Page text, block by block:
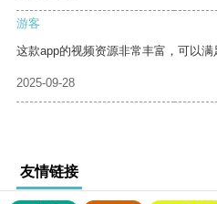
游客
这款app的视频资源非常丰富，可以满
2025-09-28
友情链接